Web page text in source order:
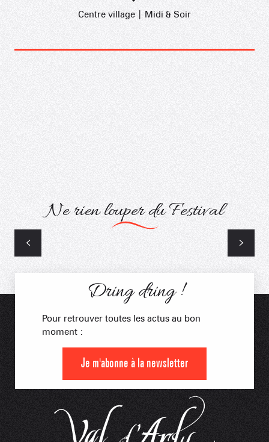
Centre village | Midi & Soir
Ne rien louper du Festival
à Notre Dame de Bellecombe
Dring dring !
Pour retrouver toutes les actus au bon
moment :
Je m'abonne à la newsletter